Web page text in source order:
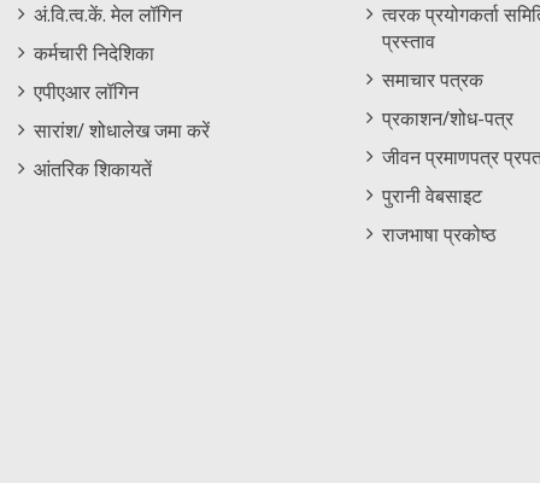
अं.वि.त्व.कें. मेल लॉगिन
कर्मचारी निदेशिका
एपीएआर लॉगिन
सारांश/ शोधालेख जमा करें
आंतरिक शिकायतें
त्वरक प्रयोगकर्ता
प्रस्ताव
समाचार पत्रक
प्रकाशन/शोध-पत्र
जीवन प्रमाणपत्र
पुरानी वेबसाइट
राजभाषा प्रकोष्ठ